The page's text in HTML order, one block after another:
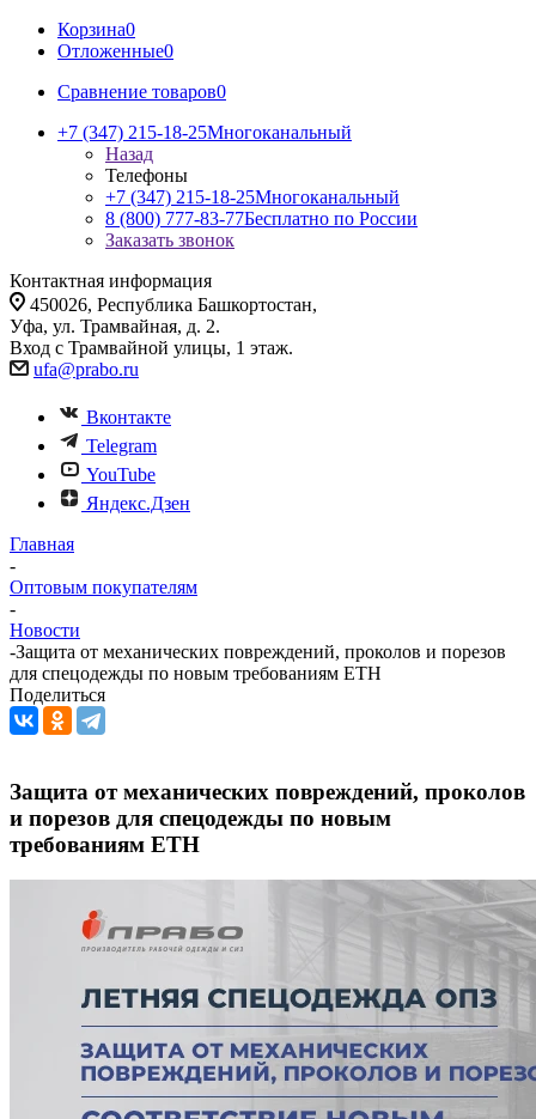
Корзина0
Отложенные0
Сравнение товаров0
+7 (347) 215-18-25Многоканальный
Назад
Телефоны
+7 (347) 215-18-25Многоканальный
8 (800) 777-83-77Бесплатно по России
Заказать звонок
Контактная информация
450026, Республика Башкортостан,
Уфа, ул. Трамвайная, д. 2.
Вход с Трамвайной улицы, 1 этаж.
ufa@prabo.ru
Вконтакте
Telegram
YouTube
Яндекс.Дзен
Главная
-
Оптовым покупателям
-
Новости
-Защита от механических повреждений, проколов и порезов
для спецодежды по новым требованиям ЕТН
Поделиться
Защита от механических повреждений, проколов
и порезов для спецодежды по новым
требованиям ЕТН